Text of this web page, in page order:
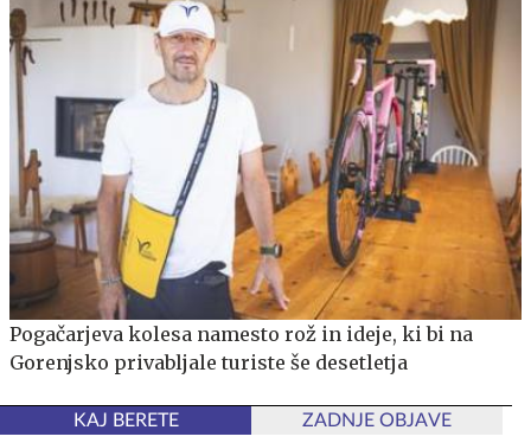
Pogačarjeva kolesa namesto rož in ideje, ki bi na
Gorenjsko privabljale turiste še desetletja
KAJ BERETE ZADNJE OBJAVE